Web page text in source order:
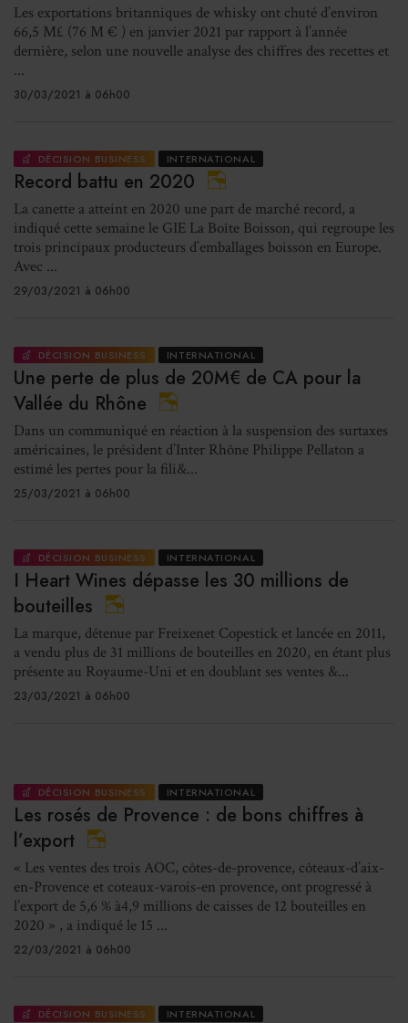
Les exportations britanniques de whisky ont chuté d’environ
66,5 M£ (76 M € ) en janvier 2021 par rapport à l’année
dernière, selon une nouvelle analyse des chiffres des recettes et
...
30/03/2021 à 06h00
DÉCISION BUSINESS INTERNATIONAL
Record battu en 2020
La canette a atteint en 2020 une part de marché record, a
indiqué cette semaine le GIE La Boîte Boisson, qui regroupe les
trois principaux producteurs d’emballages boisson en Europe.
Avec ...
29/03/2021 à 06h00
DÉCISION BUSINESS INTERNATIONAL
Une perte de plus de 20M€ de CA pour la
Vallée du Rhône
Dans un communiqué en réaction à la suspension des surtaxes
américaines, le président d’Inter Rhône Philippe Pellaton a
estimé les pertes pour la fili&...
25/03/2021 à 06h00
DÉCISION BUSINESS INTERNATIONAL
I Heart Wines dépasse les 30 millions de
bouteilles
La marque, détenue par Freixenet Copestick et lancée en 2011,
a vendu plus de 31 millions de bouteilles en 2020, en étant plus
présente au Royaume-Uni et en doublant ses ventes &...
23/03/2021 à 06h00
DÉCISION BUSINESS INTERNATIONAL
Les rosés de Provence : de bons chiffres à
l’export
« Les ventes des trois AOC, côtes-de-provence, côteaux-d’aix-
en-Provence et coteaux-varois-en provence, ont progressé à
l’export de 5,6 % à4,9 millions de caisses de 12 bouteilles en
2020 » , a indiqué le 15 ...
22/03/2021 à 06h00
DÉCISION BUSINESS INTERNATIONAL